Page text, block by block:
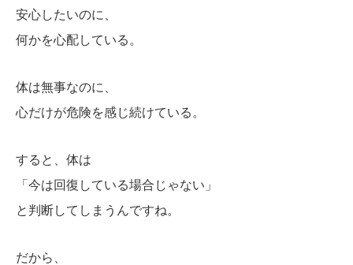
安心したいのに、
何かを心配している。
体は無事なのに、
心だけが危険を感じ続けている。
すると、体は
「今は回復している場合じゃない」
と判断してしまうんですね。
だから、